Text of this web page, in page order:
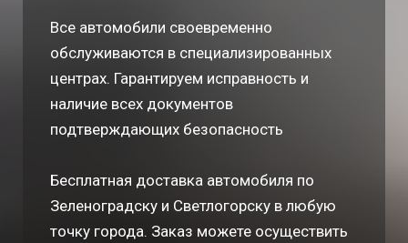
Доставка Зеленоградск, Светлогорск –
БЕСПЛАТНО
любая форма оплаты
Все автомобили своевременно
обслуживаются в специализированных
центрах. Гарантируем исправность и
наличие всех документов
подтверждающих безопасность
Бесплатная доставка автомобиля по
Зеленоградску и Светлогорску в любую
точку города. Заказ можете осуществить